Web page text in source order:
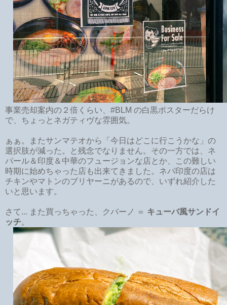
事業売却案内の２倍くらい、#BLM の白黒ポスターだらけ
で、ちょっとネガティヴな雰囲気。
ぁぁ。またサンマテオから「今日はどこに行こうかな」の
選択肢が減った。と残念でなりません。その一方では、ネ
パール＆印度＆中華のフュージョンな店とか、この難しい
時期に始めちゃった店も出来てきました。ネパ印度の店は
チキンやマトンのブリヤーニがあるので、いずれ紹介した
いと思います。
さて... また買っちゃった、クバーノ ＝ キューバ風サンドイ
ッチ。